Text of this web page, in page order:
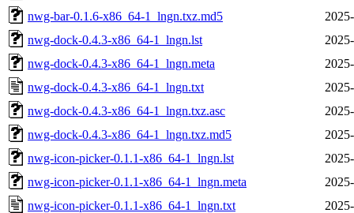
nwg-bar-0.1.6-x86_64-1_lngn.txz.md5
nwg-dock-0.4.3-x86_64-1_lngn.lst
nwg-dock-0.4.3-x86_64-1_lngn.meta
nwg-dock-0.4.3-x86_64-1_lngn.txt
nwg-dock-0.4.3-x86_64-1_lngn.txz.asc
nwg-dock-0.4.3-x86_64-1_lngn.txz.md5
nwg-icon-picker-0.1.1-x86_64-1_lngn.lst
nwg-icon-picker-0.1.1-x86_64-1_lngn.meta
nwg-icon-picker-0.1.1-x86_64-1_lngn.txt